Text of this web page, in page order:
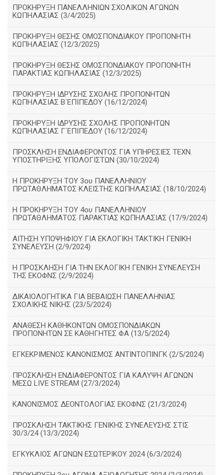
ΠΡΟΚΗΡΥΞΗ ΠΑΝΕΛΛΗΝΙΩΝ ΣΧΟΛΙΚΩΝ ΑΓΩΝΩΝ
ΚΩΠΗΛΑΣΙΑΣ (3/4/2025)
ΠΡΟΚΗΡΥΞΗ ΘΕΣΗΣ ΟΜΟΣΠΟΝΔΙΑΚΟΥ ΠΡΟΠΟΝΗΤΗ
ΚΩΠΗΛΑΣΙΑΣ (12/3/2025)
ΠΡΟΚΗΡΥΞΗ ΘΕΣΗΣ ΟΜΟΣΠΟΝΔΙΑΚΟΥ ΠΡΟΠΟΝΗΤΗ
ΠΑΡΑΚΤΙΑΣ ΚΩΠΗΛΑΣΙΑΣ (12/3/2025)
ΠΡΟΚΗΡΥΞΗ ΙΔΡΥΣΗΣ ΣΧΟΛΗΣ ΠΡΟΠΟΝΗΤΩΝ
ΚΩΠΗΛΑΣΙΑΣ Β΄ΕΠΙΠΕΔΟΥ (16/12/2024)
ΠΡΟΚΗΡΥΞΗ ΙΔΡΥΣΗΣ ΣΧΟΛΗΣ ΠΡΟΠΟΝΗΤΩΝ
ΚΩΠΗΛΑΣΙΑΣ Γ΄ΕΠΙΠΕΔΟΥ (16/12/2024)
ΠΡΟΣΚΛΗΣΗ ΕΝΔΙΑΦΕΡΟΝΤΟΣ ΓΙΑ ΥΠΗΡΕΣΙΕΣ ΤΕΧΝ.
ΥΠΟΣΤΗΡΙΞΗΣ ΥΠΟΛΟΓΙΣΤΩΝ (30/10/2024)
Η ΠΡΟΚΗΡΥΞΗ ΤΟΥ 3ου ΠΑΝΕΛΛΗΝΙΟΥ
ΠΡΩΤΑΘΛΗΜΑΤΟΣ ΚΛΕΙΣΤΗΣ ΚΩΠΗΛΑΣΙΑΣ (18/10/2024)
Η ΠΡΟΚΗΡΥΞΗ ΤΟΥ 4ου ΠΑΝΕΛΛΗΝΙΟΥ
ΠΡΩΤΑΘΛΗΜΑΤΟΣ ΠΑΡΑΚΤΙΑΣ ΚΩΠΗΛΑΣΙΑΣ (17/9/2024)
ΑΙΤΗΣΗ ΥΠΟΨΗΦΙΟΥ ΓΙΑ ΕΚΛΟΓΙΚΗ ΤΑΚΤΙΚΗ ΓΕΝΙΚΗ
ΣΥΝΕΛΕΥΣΗ (2/9/2024)
Η ΠΡΟΣΚΛΗΣΗ ΓΙΑ ΤΗΝ ΕΚΛΟΓΙΚΗ ΓΕΝΙΚΗ ΣΥΝΕΛΕΥΣΗ
ΤΗΣ ΕΚΟΦΝΣ (2/9/2024)
ΔΙΚΑΙΟΛΟΓΗΤΙΚΑ ΓΙΑ ΒΕΒΑΙΩΣΗ ΠΑΝΕΛΛΗΝΙΑΣ
ΣΧΟΛΙΚΗΣ ΝΙΚΗΣ (23/5/2024)
ΑΝΑΘΕΣΗ ΚΑΘΗΚΟΝΤΩΝ ΟΜΟΣΠΟΝΔΙΑΚΩΝ
ΠΡΟΠΟΝΗΤΩΝ ΣΕ ΚΑΘΗΓΗΤΕΣ ΦΑ (13/5/2024)
ΕΓΚΕΚΡΙΜΕΝΟΣ ΚΑΝΟΝΙΣΜΟΣ ΑΝΤΙΝΤΟΠΙΝΓΚ (2/5/2024)
ΠΡΟΣΚΛΗΣΗ ΕΝΔΙΑΦΕΡΟΝΤΟΣ ΓΙΑ ΚΑΛΥΨΗ ΑΓΩΝΩΝ
ΜΕΣΩ LIVE STREAM (27/3/2024)
ΚΑΝΟΝΙΣΜΟΣ ΔΕΟΝΤΟΛΟΓΙΑΣ ΕΚΟΦΝΣ (21/3/2024)
ΠΡΟΣΚΛΗΣΗ ΤΑΚΤΙΚΗΣ ΓΕΝΙΚΗΣ ΣΥΝΕΛΕΥΣΗΣ ΣΤΙΣ
30/3/24 (13/3/2024)
ΕΓΚΥΚΛΙΟΣ ΑΓΩΝΩΝ ΕΣΩΤΕΡΙΚΟΥ 2024 (6/3/2024)